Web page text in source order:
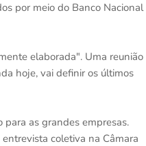
por meio do Banco Nacional
elaborada". Uma reunião
hoje, vai definir os últimos
as grandes empresas.
coletiva na Câmara